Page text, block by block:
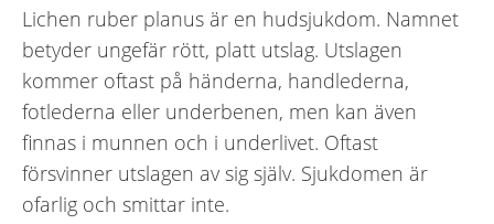
Lichen ruber planus är en hudsjukdom. Namnet
betyder ungefär rött, platt utslag. Utslagen
kommer oftast på händerna, handlederna,
fotlederna eller underbenen, men kan även
finnas i munnen och i underlivet. Oftast
försvinner utslagen av sig själv. Sjukdomen är
ofarlig och smittar inte.